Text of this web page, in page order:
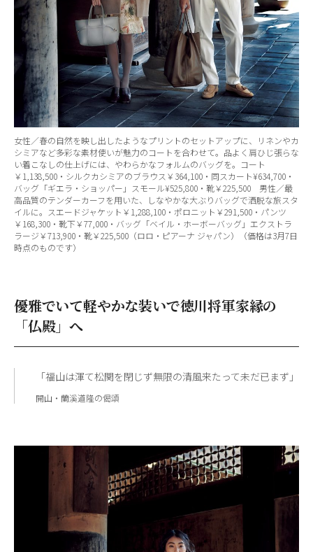
女性／春の自然を映し出したようなプリントのセットアップに、リネンやカ
シミアなど多彩な素材使いが魅力のコートを合わせて。品よく肩ひじ張らな
い着こなしの仕上げには、やわらかなフォルムのバッグを。コート
￥1,138,500・シルクカシミアのブラウス￥364,100・同スカート¥634,700・
バッグ「ギエラ・ショッパー」スモール¥525,800・靴￥225,500 男性／最
高品質のテンダーカーフを用いた、しなやかな大ぶりバッグで洒脱な旅スタ
イルに。スエードジャケット￥1,288,100・ポロニット￥291,500・パンツ
￥168,300・靴下￥77,000・バッグ「ベイル・ホーボーバッグ」エクストラ
ラージ￥713,900・靴￥225,500（ロロ・ピアーナ ジャパン）（価格は3月7日
時点のものです）
優雅でいて軽やかな装いで徳川将軍家縁の
「仏殿」へ
「福山は渾て松関を閉じず無限の清風来たって未だ已まず」
開山・蘭溪道隆の偈頌